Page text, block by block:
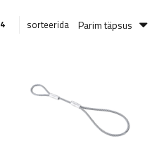
4 sorteerida Parim täpsus